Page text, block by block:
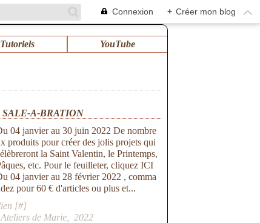
Connexion + Créer mon blog
Tutoriels YouTube
A-BRATION
04 janvier au 30 juin 2022 De nombre
produits pour créer des jolis projets qui
la Saint Valentin, le Printemps,
etc. Pour le feuilleter, cliquez ICI
04 janvier au 28 février 2022 , comma
pour 60 € d'articles ou plus et...
[#]
de Marie ,2022